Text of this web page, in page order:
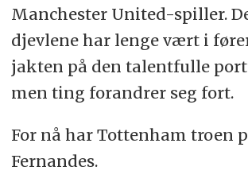
Manchester United-spiller.
djevlene har lenge vært i
jakten på den talentfulle
men ting forandrer seg fort.
For nå har Tottenham troen
Fernandes.